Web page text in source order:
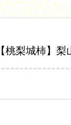
【桃梨城柿】